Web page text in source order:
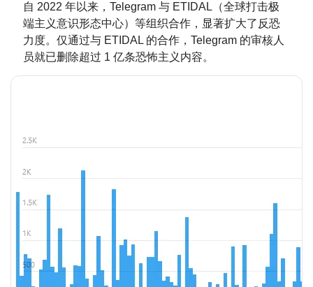
自 2022 年以来，Telegram 与 ETIDAL（全球打击极
端主义意识形态中心）等组织合作，显著扩大了反恐
力度。仅通过与 ETIDAL 的合作，Telegram 的审核人
员就已删除超过 1 亿条恐怖主义内容。